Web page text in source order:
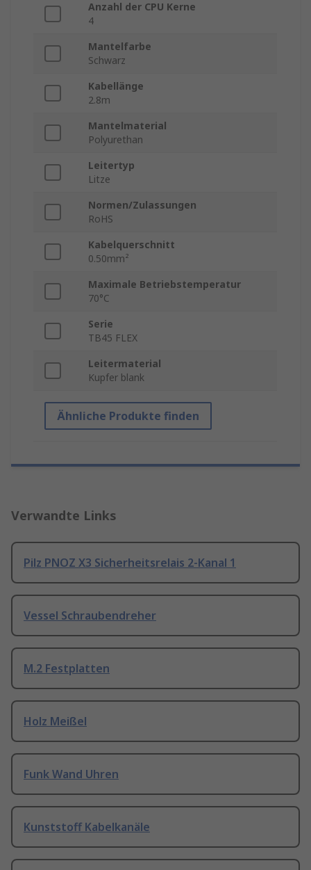
Anzahl der CPU Kerne
4
Mantelfarbe
Schwarz
Kabellänge
2.8m
Mantelmaterial
Polyurethan
Leitertyp
Litze
Normen/Zulassungen
RoHS
Kabelquerschnitt
0.50mm²
Maximale Betriebstemperatur
70°C
Serie
TB45 FLEX
Leitermaterial
Kupfer blank
Ähnliche Produkte finden
Verwandte Links
Pilz PNOZ X3 Sicherheitsrelais 2-Kanal 1
Vessel Schraubendreher
M.2 Festplatten
Holz Meißel
Funk Wand Uhren
Kunststoff Kabelkanäle